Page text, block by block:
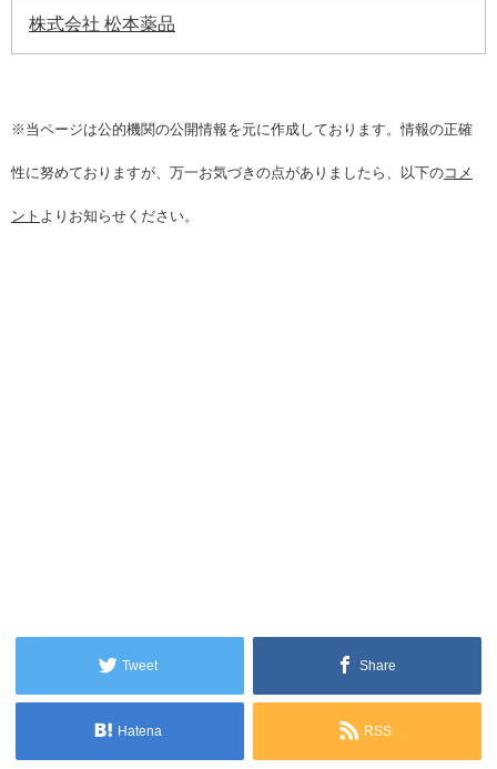
株式会社 松本薬品
※当ページは公的機関の公開情報を元に作成しております。情報の正確
性に努めておりますが、万一お気づきの点がありましたら、以下のコメ
ント よりお知らせください。
Tweet Share
Hatena RSS